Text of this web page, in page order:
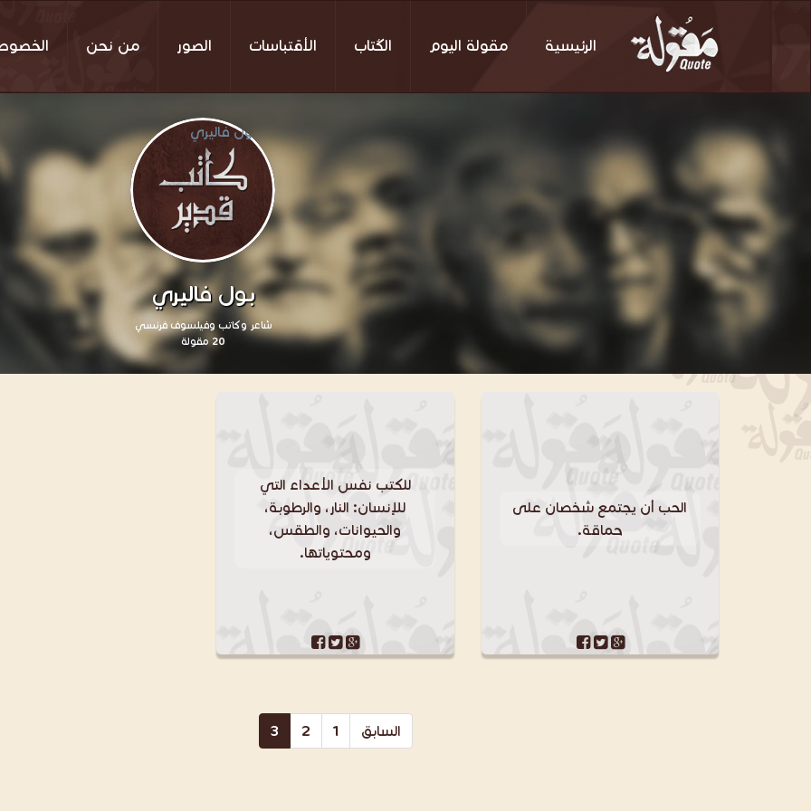
الرئيسية مقولة اليوم الكُتاب الأقتباسات الصور من نحن
بول فاليري
شاعر وكاتب وفيلسوف فرنسي
20 مقولة
الحب أن يجتمع شخصان على
حماقة.
للكتب نفس الأعداء التي
للإنسان: النار، والرطوبة،
والحيوانات، والطقس،
ومحتوياتها.
السابق 1
2
3